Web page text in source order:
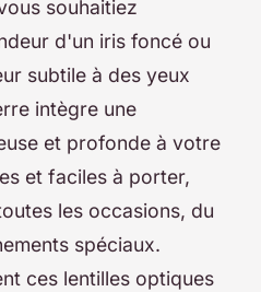
souhaitiez
d'un iris foncé ou
subtile à des yeux
intègre une
et profonde à votre
et faciles à porter,
les occasions, du
spéciaux.
ces lentilles optiques